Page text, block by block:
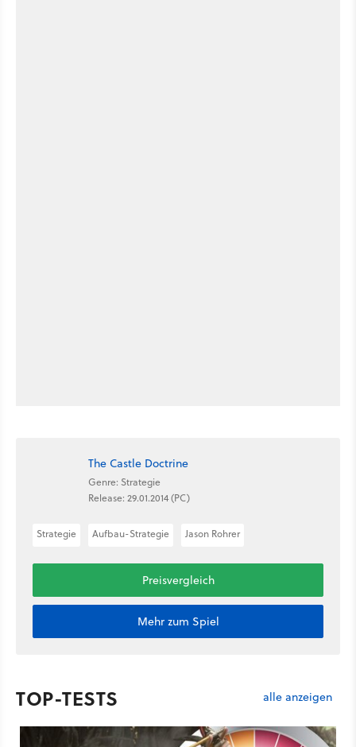
The Castle Doctrine
Genre: Strategie
Release: 29.01.2014 (PC)
Strategie Aufbau-Strategie Jason Rohrer
Preisvergleich
Mehr zum Spiel
TOP-TESTS alle anzeigen